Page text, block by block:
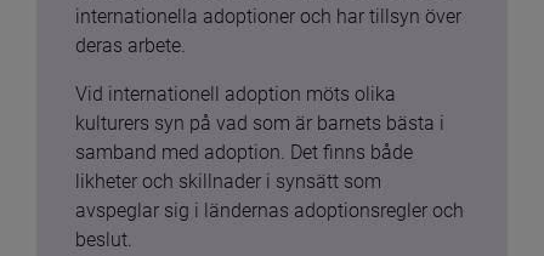
internationella adoptioner och har tillsyn över
deras arbete.
Vid internationell adoption möts olika
kulturers syn på vad som är barnets bästa i
samband med adoption. Det finns både
likheter och skillnader i synsätt som
avspeglar sig i ländernas adoptionsregler och
beslut.